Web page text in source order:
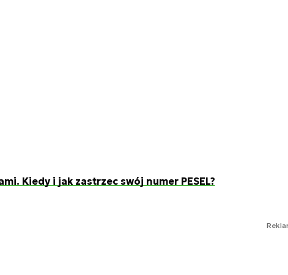
Kiedy i jak zastrzec swój numer PESEL?